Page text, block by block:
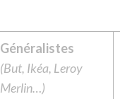
Généralistes
(But, Ikéa, Leroy
Merlin…)